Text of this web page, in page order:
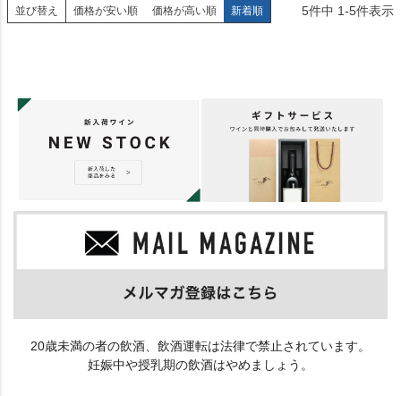
並び替え 価格が安い順 価格が高い順 新着順 5件中 1-5件表示
20歳未満の者の飲酒、飲酒運転は法律で禁止されています。
妊娠中や授乳期の飲酒はやめましょう。